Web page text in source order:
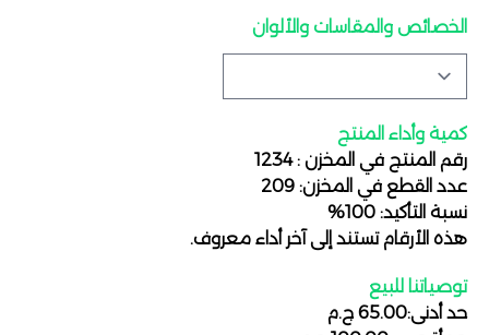
الخصائص والمقاسات والألوان
كمية وأداء المنتج
رقم المنتج في المخزن : 1234
عدد القطع في المخزن: 209
نسبة التأكيد: 100%
هذه الأرقام تستند إلى آخر أداء معروف.
توصياتنا للبيع
حد أدنى:65.00 ج.م